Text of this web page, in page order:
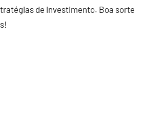
de investimento. Boa sorte